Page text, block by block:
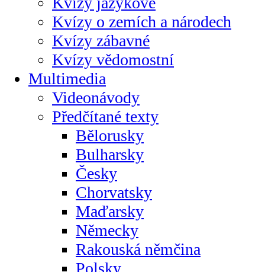
Kvízy o zemích a národech
Kvízy zábavné
Kvízy vědomostní
Multimedia
Videonávody
Předčítané texty
Bělorusky
Bulharsky
Česky
Chorvatsky
Maďarsky
Německy
Rakouská němčina